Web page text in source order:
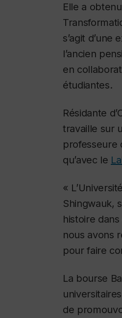
Elle a
s’agit
l’ancien
en
étudiantes.
Résidante
travaille sur
professeure
qu’avec le
«
Shingwauk,
histoire
nous avons
pour faire
La bourse
de